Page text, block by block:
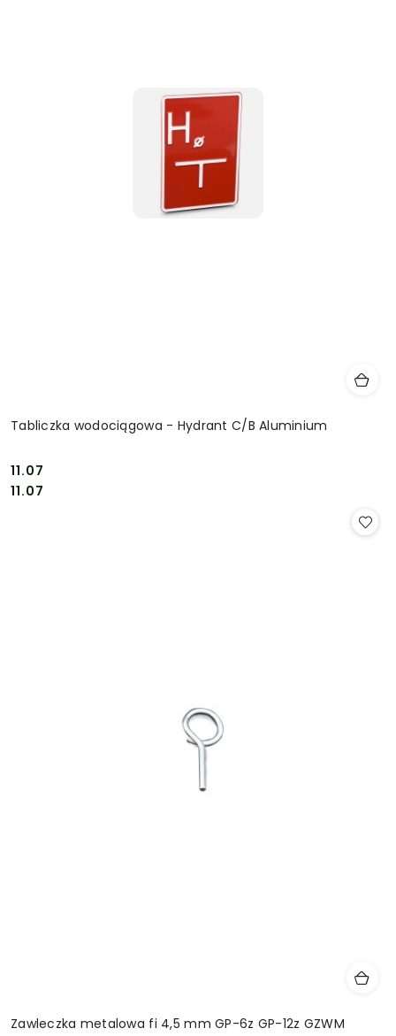
Tabliczka wodociągowa - Hydrant C/B Aluminium
Cena:
11.07
Cena:
11.07
Zawleczka metalowa fi 4,5 mm GP-6z GP-12z GZWM